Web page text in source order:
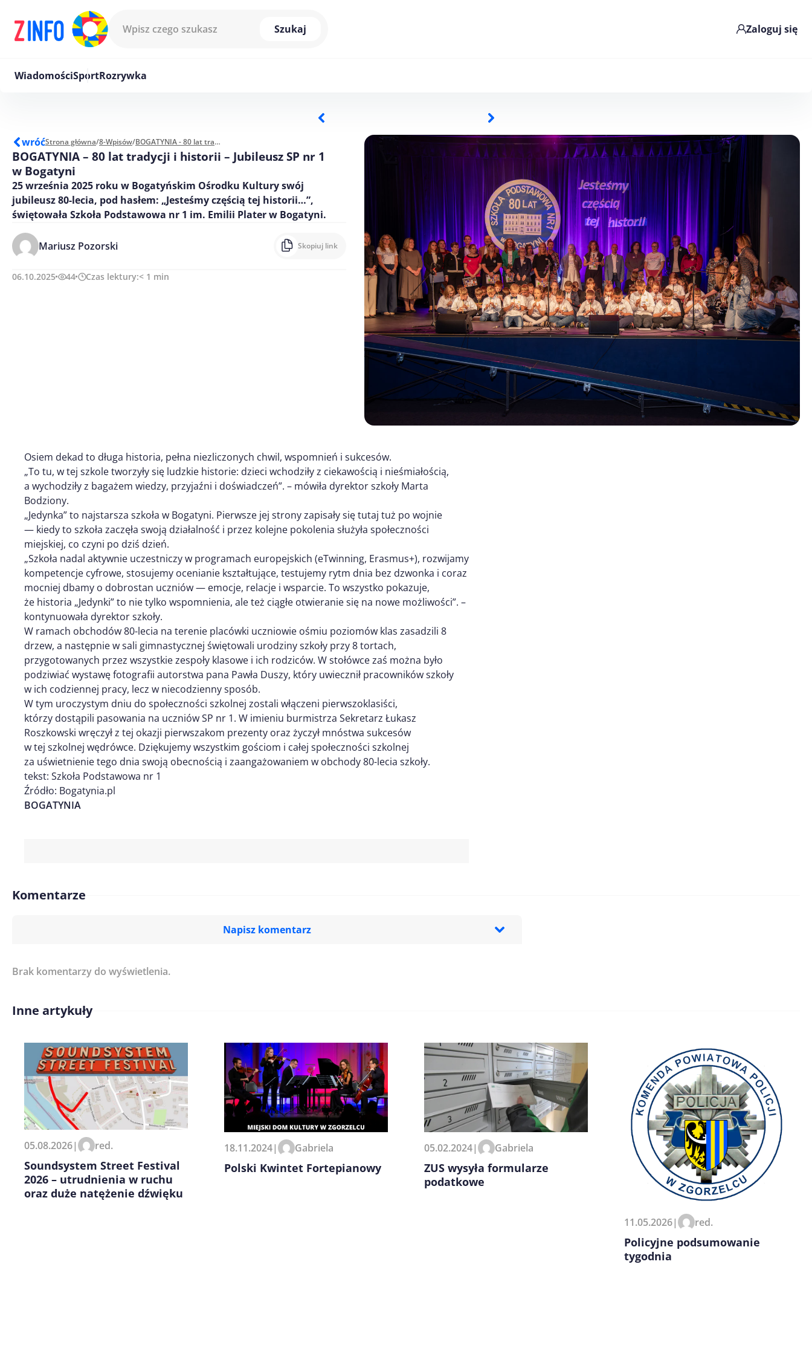
Szukaj
Zaloguj się
WiadomościSportRozrywka
wróćStrona główna/8-Wpisów/ BOGATYNIA - 80 lat tradycji i historii – Jubileusz SP nr 1 w Bogatyni
BOGATYNIA – 80 lat tradycji i historii – Jubileusz SP nr 1
w Bogatyni
25 września 2025 roku w Bogatyńskim Ośrodku Kultury swój
jubileusz 80-lecia, pod hasłem: „Jesteśmy częścią tej historii…”,
świętowała Szkoła Podstawowa nr 1 im. Emilii Plater w Bogatyni.
Mariusz Pozorski Skopiuj link
06.10.2025 44 Czas lektury:< 1 min
Osiem dekad to długa historia, pełna niezliczonych chwil, wspomnień i sukcesów.
„To tu, w tej szkole tworzyły się ludzkie historie: dzieci wchodziły z ciekawością i nieśmiałością,
a wychodziły z bagażem wiedzy, przyjaźni i doświadczeń”. – mówiła dyrektor szkoły Marta
Bodziony.
„Jedynka” to najstarsza szkoła w Bogatyni. Pierwsze jej strony zapisały się tutaj tuż po wojnie
— kiedy to szkoła zaczęła swoją działalność i przez kolejne pokolenia służyła społeczności
miejskiej, co czyni po dziś dzień.
„Szkoła nadal aktywnie uczestniczy w programach europejskich (eTwinning, Erasmus+), rozwijamy
kompetencje cyfrowe, stosujemy ocenianie kształtujące, testujemy rytm dnia bez dzwonka i coraz
mocniej dbamy o dobrostan uczniów — emocje, relacje i wsparcie. To wszystko pokazuje,
że historia „Jedynki” to nie tylko wspomnienia, ale też ciągłe otwieranie się na nowe możliwości”. –
kontynuowała dyrektor szkoły.
W ramach obchodów 80-lecia na terenie placówki uczniowie ośmiu poziomów klas zasadzili 8
drzew, a następnie w sali gimnastycznej świętowali urodziny szkoły przy 8 tortach,
przygotowanych przez wszystkie zespoły klasowe i ich rodziców. W stołówce zaś można było
podziwiać wystawę fotografii autorstwa pana Pawła Duszy, który uwiecznił pracowników szkoły
w ich codziennej pracy, lecz w niecodzienny sposób.
W tym uroczystym dniu do społeczności szkolnej zostali włączeni pierwszoklasiści,
którzy dostąpili pasowania na uczniów SP nr 1. W imieniu burmistrza Sekretarz Łukasz
Roszkowski wręczył z tej okazji pierwszakom prezenty oraz życzył mnóstwa sukcesów
w tej szkolnej wędrówce. Dziękujemy wszystkim gościom i całej społeczności szkolnej
za uświetnienie tego dnia swoją obecnością i zaangażowaniem w obchody 80-lecia szkoły.
tekst: Szkoła Podstawowa nr 1
Źródło: Bogatynia.pl
BOGATYNIA
Komentarze
Napisz komentarz
Imię/ Nick*
Zapamiętaj moje dane w tej przeglądarce podczas pisania
kolejnych komentarzy.
Brak komentarzy do wyświetlenia.
Inne artykuły
05.08.2026| red.
Soundsystem Street Festival
2026 – utrudnienia w ruchu
oraz duże natężenie dźwięku
18.11.2024| Gabriela
Polski Kwintet Fortepianowy
05.02.2024| Gabriela
ZUS wysyła formularze
podatkowe
11.05.2026| red.
Policyjne podsumowanie
tygodnia